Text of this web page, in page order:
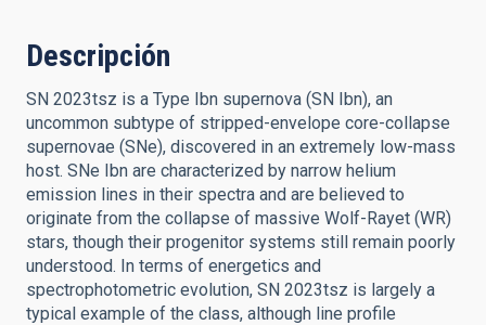
Descripción
SN 2023tsz is a Type Ibn supernova (SN Ibn), an
uncommon subtype of stripped-envelope core-collapse
supernovae (SNe), discovered in an extremely low-mass
host. SNe Ibn are characterized by narrow helium
emission lines in their spectra and are believed to
originate from the collapse of massive Wolf-Rayet (WR)
stars, though their progenitor systems still remain poorly
understood. In terms of energetics and
spectrophotometric evolution, SN 2023tsz is largely a
typical example of the class, although line profile